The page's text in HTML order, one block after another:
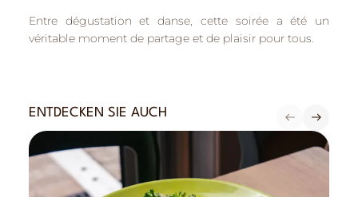
Entre dégustation et danse, cette soirée a été un
véritable moment de partage et de plaisir pour tous.
ENTDECKEN SIE AUCH